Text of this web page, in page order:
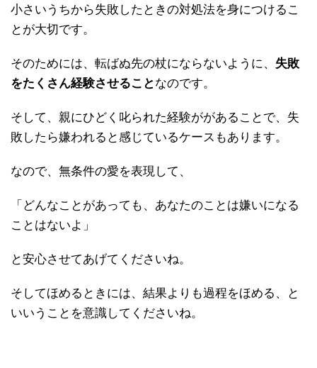
小さいうちから失敗したときの対処法を身につけるこ
とが大切です。
そのためには、転ばぬ先の杖にならないように、 失敗
をたくさん経験させることなのです。
そして、親にひどく叱られた経験ががあることで、失
敗したら嫌われると感じているケースもあります。
なので、無条件の愛を表現して、
「どんなことがあっても、あなたのことは嫌いになる
ことはないよ」
と安心させてあげてくださいね。
そしてほめるときには、結果よりも過程をほめる、と
いいうことを意識してくださいね。